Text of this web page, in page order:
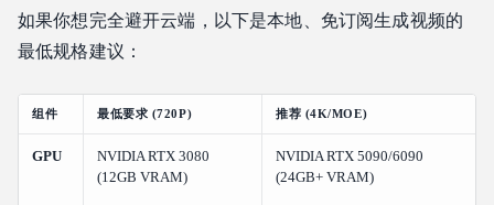
如果你想完全避开云端，以下是本地、免订阅生成视频的
最低规格建议：
组件 最低要求 (720P) 推荐 (4K/MOE)
GPU
NVIDIA RTX 3080
(12GB VRAM)
NVIDIA RTX 5090/6090
(24GB+ VRAM)